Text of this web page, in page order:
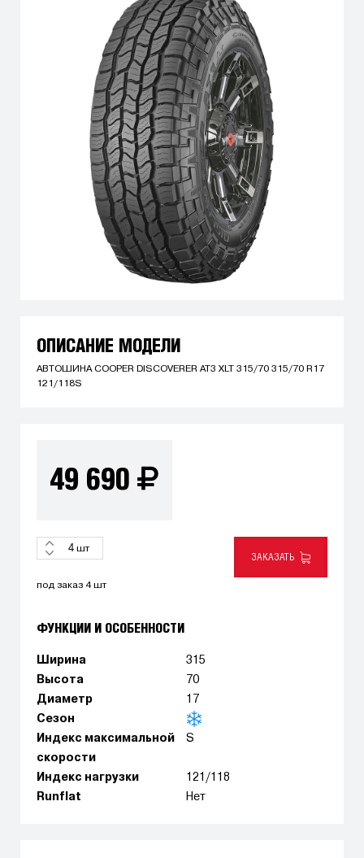
ОПИСАНИЕ МОДЕЛИ
АВТОШИНА COOPER DISCOVERER AT3 XLT 315/70 315/70 R17
121/118S
49 690
шт
ЗАКАЗАТЬ
под заказ 4 шт
ФУНКЦИИ И ОСОБЕННОСТИ
Ширина
315
Высота
70
Диаметр
17
Сезон
Индекс максимальной
скорости
S
Индекс нагрузки
121/118
Runflat
Нет